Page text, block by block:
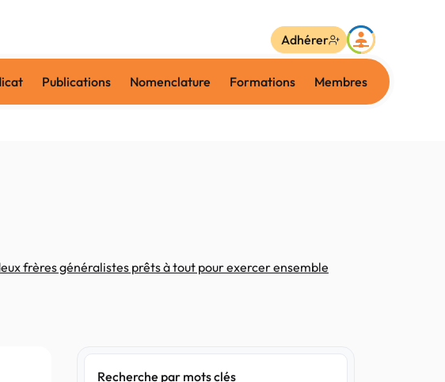
Publications Nomenclature Formations Membres
Adhérer
frères généralistes prêts à tout pour exercer ensemble
Recherche par mots clés